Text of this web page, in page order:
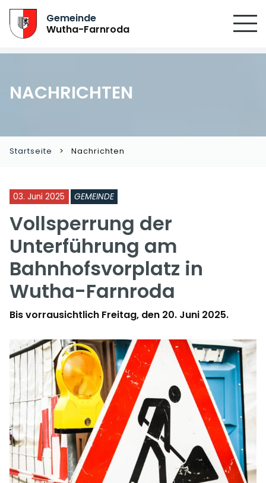
Gemeinde
Wutha-Farnroda
NACHRICHTEN
Startseite Nachrichten
03. Juni 2025 GEMEINDE
Vollsperrung der
Unterführung am
Bahnhofsvorplatz in
Wutha-Farnroda
Bis vorrausichtlich Freitag, den 20. Juni 2025.